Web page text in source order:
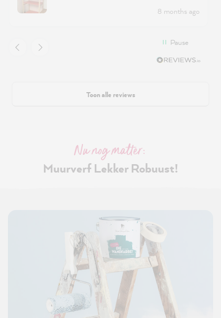
8 months ago
Pause
Toon alle reviews
Nu nog matter:
Muurverf Lekker Robuust!